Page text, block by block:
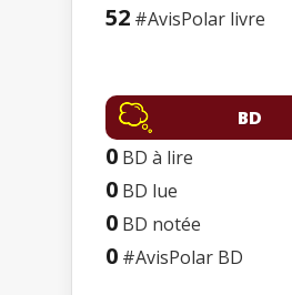
52 #AvisPolar livre
BD
0 BD à lire
0 BD lue
0 BD notée
0 #AvisPolar BD